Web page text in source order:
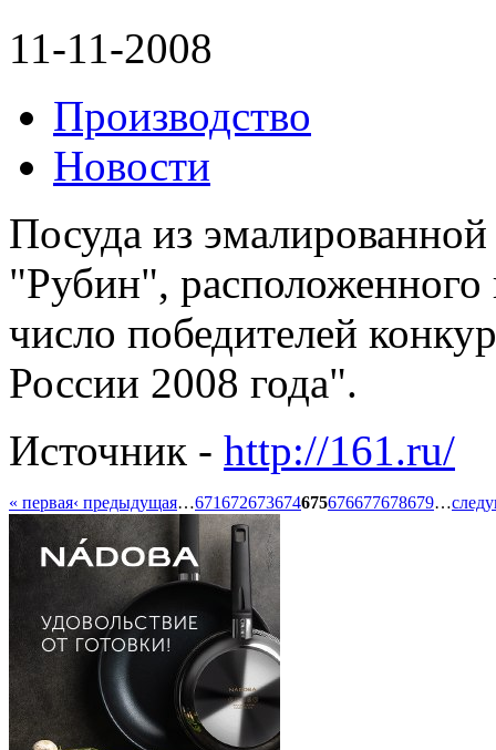
11-11-2008
Производство
Новости
Посуда из эмалированной
"Рубин",
число победителей
России 2008 года".
Источник - http://161.ru/
« первая‹ предыдущая…671672673674675676677678679…